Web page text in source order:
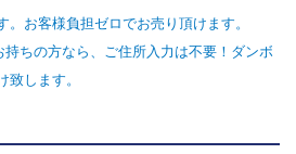
。お客様負担ゼロでお売り頂けます。
ちの方なら、ご住所入力は不要！ダンボ
致します。